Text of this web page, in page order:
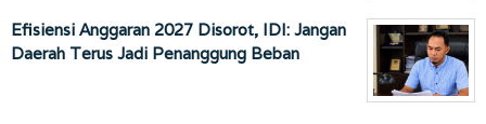
Efisiensi Anggaran 2027 Disorot, IDI: Jangan
Daerah Terus Jadi Penanggung Beban